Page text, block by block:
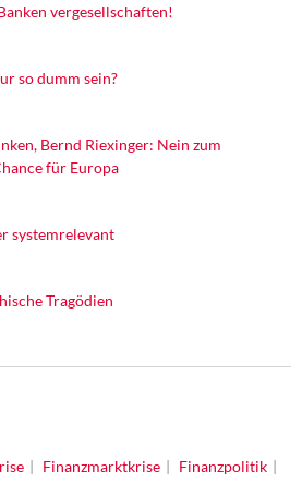
vergesellschaften!
so dumm sein?
Bernd Riexinger: Nein zum
für Europa
systemrelevant
Tragödien
Finanzmarktkrise Finanzpolitik